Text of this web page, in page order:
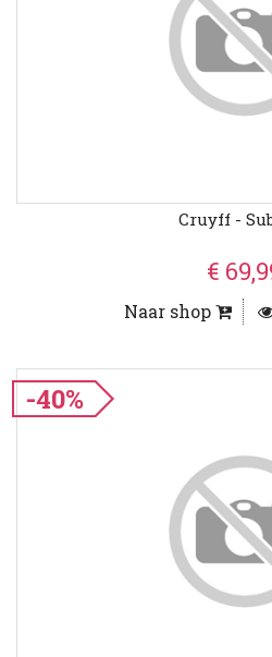
Cruyff -
€
Naar shop
-40%